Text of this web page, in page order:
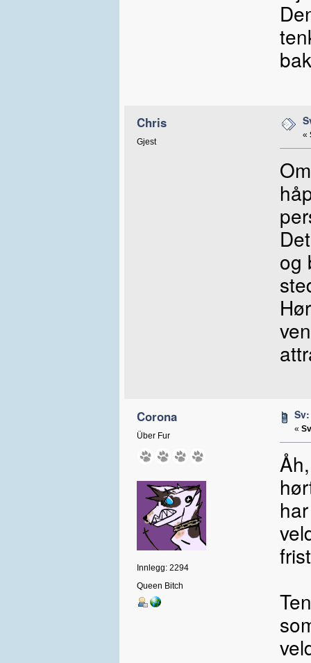
Chris
Gjest
«
og
Corona
Über Fur
Innlegg: 2294
Queen Bitch
«